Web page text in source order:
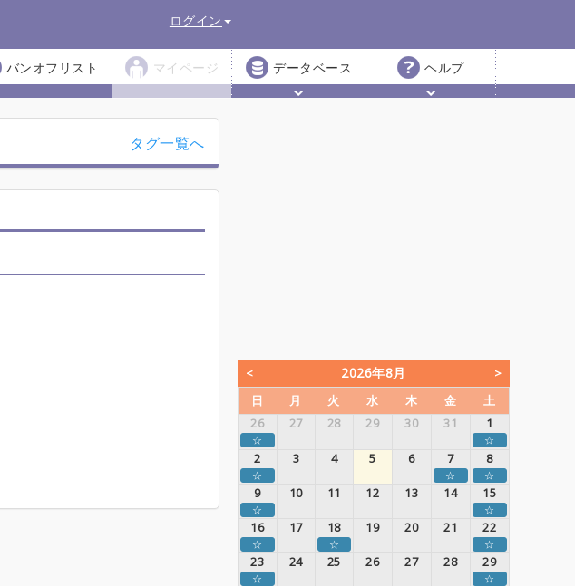
ログイン
バンオフリスト マイページ データベース ヘルプ
タグ一覧へ
2026年8月
日 月 火 水 木 金
土
26
27 28 29 30 31 1
☆ ☆
2 3 4 5 6 7 8
☆ ☆ ☆
9 10 11 12 13 14 15
☆ ☆
16 17 18 19 20 21 22
☆ ☆ ☆
23 24 25 26 27 28 29
☆ ☆